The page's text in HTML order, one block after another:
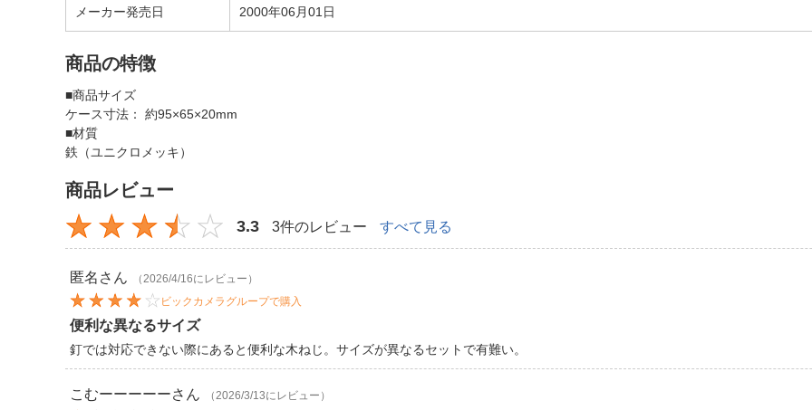
メーカー発売日 2000年06月01日
商品の特徴
■商品サイズ
ケース寸法： 約95×65×20mm
■材質
鉄（ユニクロメッキ）
商品レビュー
3.3 3件のレビュー すべて見る
匿名 さん
（2026/4/16にレビュー）
ビックカメラグループで購入
便利な異なるサイズ
釘では対応できない際にあると便利な木ねじ。サイズが異なるセットで有難い。
こむーーーーーさん
（2026/3/13にレビュー）